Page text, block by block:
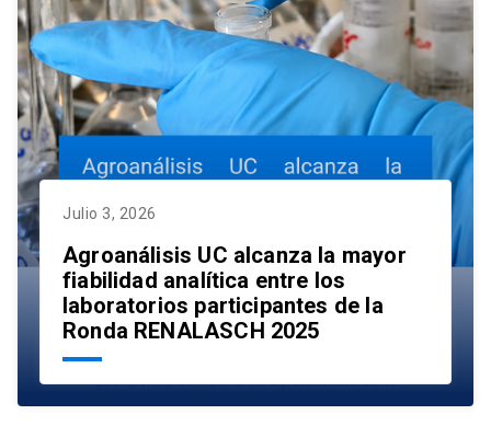
Julio 3, 2026
Agroanálisis UC alcanza la mayor
fiabilidad analítica entre los
laboratorios participantes de la
Ronda RENALASCH 2025